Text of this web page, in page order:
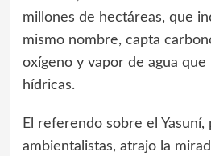
millones de hectáreas, que
mismo nombre, capta
oxígeno y vapor de agua
hídricas.
El referendo sobre el
ambientalistas, atrajo la